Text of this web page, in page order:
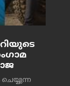
ചെയ്യുന്ന